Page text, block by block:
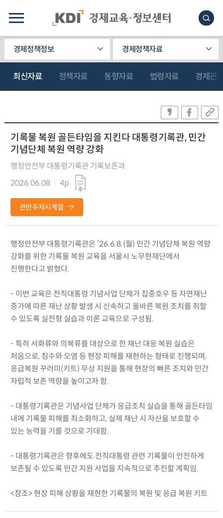
경제정책정보 경제정책자료
최신자료 정책자료 동향자료 법령자료 경제관
기록물 복원 골든타임을 지킨다 대통령기록관, 민간
기념단체 복원 역량 강화
행정안전부 대통령기록관 기록보존과
2026.06.08
4p
관련주제시계열
행정안전부 대통령기록관은 ’26.6.8.(월) 민간 기념단체 복원 역량
강화를 위한 기록물 복원 교육을 서울시 노무현재단에서
진행한다고 밝혔다.
- 이번 교육은 전직대통령 기념사업 단체가 집중호우 등 자연재난
증가에 따른 재난 상황 발생 시 신속하고 올바른 복원 조치를 취할
수 있도록 실전형 실습과 이론 교육으로 구성됨.
- 특히 서화류와 의복류를 대상으로 한 재난 대응 복원 실습은
처음으로, 침수와 오염 등 현장 피해를 재현하는 형태로 진행되며,
응급복원 꾸러미(키트) 무상 지원을 통해 현장의 빠른 조치와 민간
자립적 보존 역량을 높이고자 함.
- 대통령기록관은 기념사업 단체가 응급조치 실습을 통해 골든타임
내에 기록물 피해를 최소화하고, 실제 재난 시 자산을 보호할 수
있는 능력을 기를 것으로 기대함.
- 대통령기록관은 향후에도 전직대통령 관련 기록물이 안전하게
보존될 수 있도록 민간 지원 사업을 지속적으로 추진할 계획임.
<참조> 현장 피해 상황을 재현한 기록물의 복원 및 응급 복원 키트